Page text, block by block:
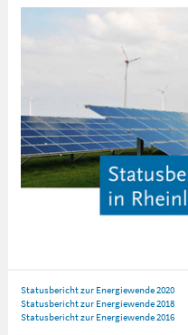
Statusbericht zur Energiewende 2020
Statusbericht zur Energiewende 2018
Statusbericht zur Energiewende 2016